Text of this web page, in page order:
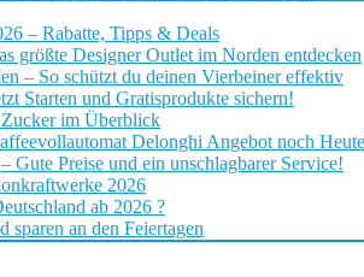
– Rabatte, Tipps & Deals
größte Designer Outlet im Norden entdecken
– So schützt du deinen Vierbeiner effektiv
Starten und Gratisprodukte sichern!
Zucker im Überblick
Delonghi Angebot noch
Gute Preise und ein unschlagbarer Service!
2026
ab 2026 ?
sparen an den Feiertagen